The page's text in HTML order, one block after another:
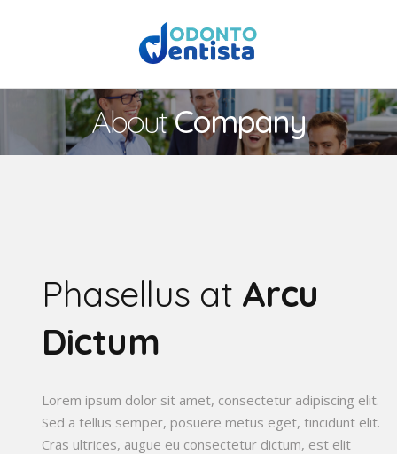
AboutCompany
Phasellus at Arcu
Dictum
Lorem ipsum dolor sit amet, consectetur adipiscing elit.
Sed a tellus semper, posuere metus eget, tincidunt elit.
Cras ultrices, augue eu consectetur dictum, est elit